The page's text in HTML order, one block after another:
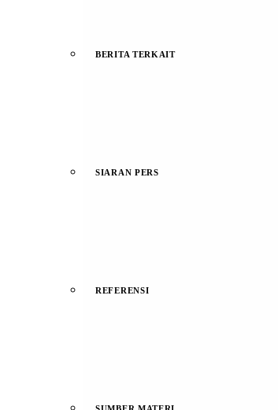
BERITA TERKAIT
SIARAN PERS
REFERENSI